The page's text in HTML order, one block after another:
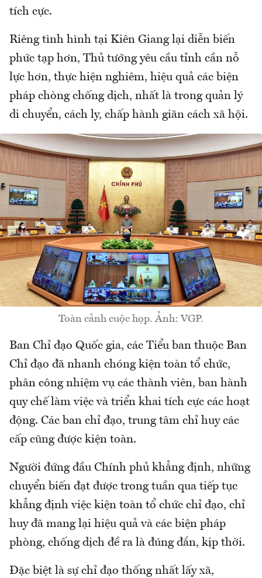
tích cực.
Riêng tình hình tại Kiên Giang lại diễn biến
phức tạp hơn, Thủ tướng yêu cầu tỉnh cần nỗ
lực hơn, thực hiện nghiêm, hiệu quả các biện
pháp chòng chống dịch, nhất là trong quản lý
di chuyển, cách ly, chấp hành giãn cách xã hội.
Toàn cảnh cuộc họp. Ảnh: VGP.
Ban Chỉ đạo Quốc gia, các Tiểu ban thuộc Ban
Chỉ đạo đã nhanh chóng kiện toàn tổ chức,
phân công nhiệm vụ các thành viên, ban hành
quy chế làm việc và triển khai tích cực các hoạt
động. Các ban chỉ đạo, trung tâm chỉ huy các
cấp cũng được kiện toàn.
Người đứng đầu Chính phủ khẳng định, những
chuyển biến đạt được trong tuần qua tiếp tục
khẳng định việc kiện toàn tổ chức chỉ đạo, chỉ
huy đã mang lại hiệu quả và các biện pháp
phòng, chống dịch đề ra là đúng đắn, kịp thời.
Đặc biệt là sự chỉ đạo thống nhất lấy xã,